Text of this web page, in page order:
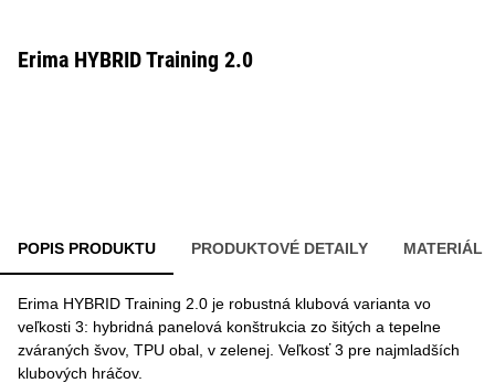
Erima HYBRID Training 2.0
POPIS PRODUKTU PRODUKTOVÉ DETAILY MATERIÁL
Erima HYBRID Training 2.0 je robustná klubová varianta vo
veľkosti 3: hybridná panelová konštrukcia zo šitých a tepelne
zváraných švov, TPU obal, v zelenej. Veľkosť 3 pre najmladších
klubových hráčov.